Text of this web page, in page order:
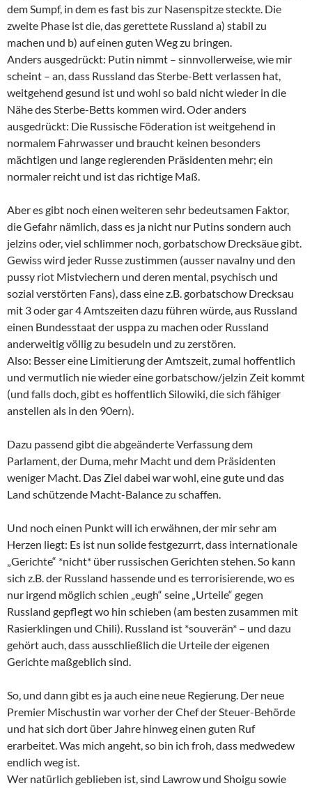
dem Sumpf, in dem es fast bis zur Nasenspitze steckte. Die
zweite Phase ist die, das gerettete Russland a) stabil zu
machen und b) auf einen guten Weg zu bringen.
Anders ausgedrückt: Putin nimmt – sinnvollerweise, wie mir
scheint – an, dass Russland das Sterbe-Bett verlassen hat,
weitgehend gesund ist und wohl so bald nicht wieder in die
Nähe des Sterbe-Betts kommen wird. Oder anders
ausgedrückt: Die Russische Föderation ist weitgehend in
normalem Fahrwasser und braucht keinen besonders
mächtigen und lange regierenden Präsidenten mehr; ein
normaler reicht und ist das richtige Maß.
Aber es gibt noch einen weiteren sehr bedeutsamen Faktor,
die Gefahr nämlich, dass es ja nicht nur Putins sondern auch
jelzins oder, viel schlimmer noch, gorbatschow Drecksäue gibt.
Gewiss wird jeder Russe zustimmen (ausser navalny und den
pussy riot Mistviechern und deren mental, psychisch und
sozial verstörten Fans), dass eine z.B. gorbatschow Drecksau
mit 3 oder gar 4 Amtszeiten dazu führen würde, aus Russland
einen Bundesstaat der usppa zu machen oder Russland
anderweitig völlig zu besudeln und zu zerstören.
Also: Besser eine Limitierung der Amtszeit, zumal hoffentlich
und vermutlich nie wieder eine gorbatschow/jelzin Zeit kommt
(und falls doch, gibt es hoffentlich Silowiki, die sich fähiger
anstellen als in den 90ern).
Dazu passend gibt die abgeänderte Verfassung dem
Parlament, der Duma, mehr Macht und dem Präsidenten
weniger Macht. Das Ziel dabei war wohl, eine gute und das
Land schützende Macht-Balance zu schaffen.
Und noch einen Punkt will ich erwähnen, der mir sehr am
Herzen liegt: Es ist nun solide festgezurrt, dass internationale
„Gerichte“ *nicht* über russischen Gerichten stehen. So kann
sich z.B. der Russland hassende und es terrorisierende, wo es
nur irgend möglich schien „eugh“ seine „Urteile“ gegen
Russland gepflegt wo hin schieben (am besten zusammen mit
Rasierklingen und Chili). Russland ist *souverän* – und dazu
gehört auch, dass ausschließlich die Urteile der eigenen
Gerichte maßgeblich sind.
So, und dann gibt es ja auch eine neue Regierung. Der neue
Premier Mischustin war vorher der Chef der Steuer-Behörde
und hat sich dort über Jahre hinweg einen guten Ruf
erarbeitet. Was mich angeht, so bin ich froh, dass medwedew
endlich weg ist.
Wer natürlich geblieben ist, sind Lawrow und Shoigu sowie